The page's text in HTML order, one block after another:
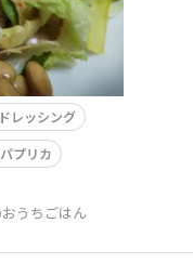
レッシング
プリカ
うちごはん